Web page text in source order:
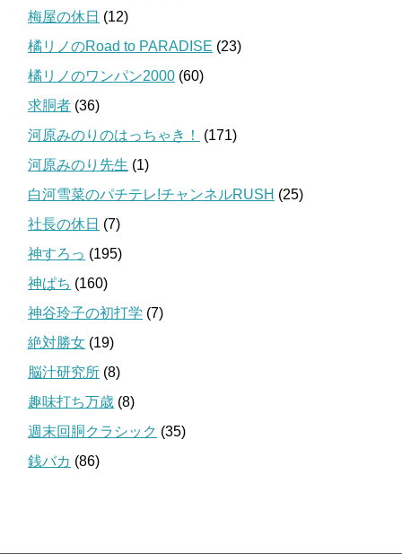
梅屋の休日 (12)
橘リノのRoad to PARADISE (23)
橘リノのワンパン2000 (60)
求胴者 (36)
河原みのりのはっちゃき！
(171)
河原みのり先生 (1)
白河雪菜のパチテレ!チャンネルRUSH (25)
社長の休日 (7)
神すろっ (195)
神ぱち (160)
神谷玲子の初打学 (7)
絶対勝女 (19)
脳汁研究所 (8)
趣味打ち万歳 (8)
週末回胴クラシック (35)
銭バカ (86)